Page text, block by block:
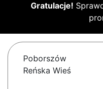
Gratulacje!
Poborszów
Reńska Wieś